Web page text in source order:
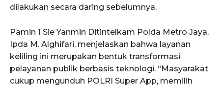
dilakukan secara daring sebelumnya.
Pamin 1 Sie Yanmin Ditintelkam Polda Metro Jaya,
Ipda M. Alghifari, menjelaskan bahwa layanan
keliling ini merupakan bentuk transformasi
pelayanan publik berbasis teknologi. “Masyarakat
cukup mengunduh POLRI Super App, memilih